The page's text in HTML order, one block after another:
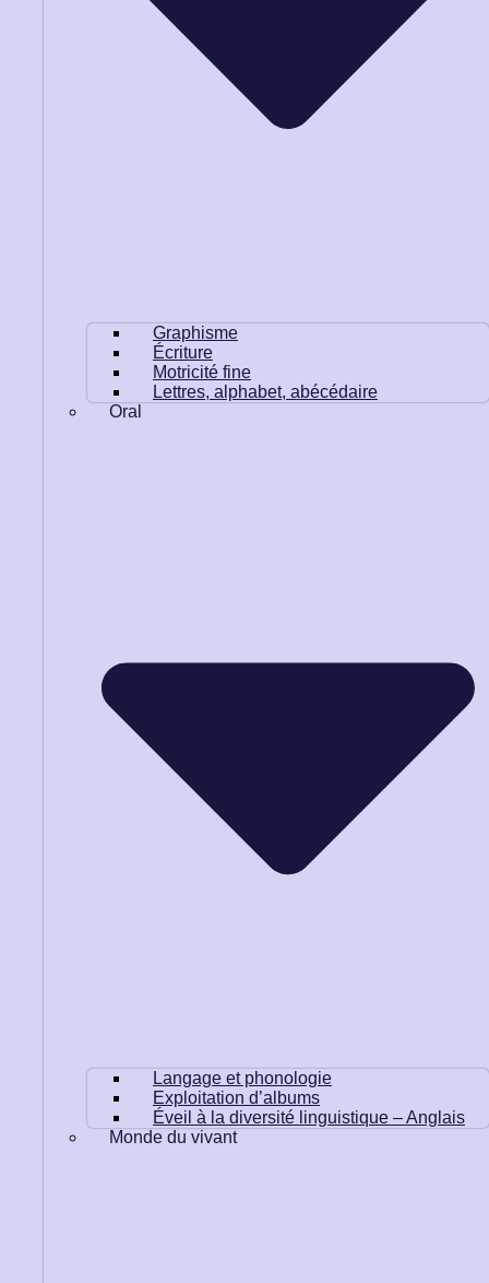
Graphisme
Écriture
Motricité fine
Lettres, alphabet, abécédaire
Oral
Langage et phonologie
Exploitation d’albums
Éveil à la diversité linguistique – Anglais
Monde du vivant